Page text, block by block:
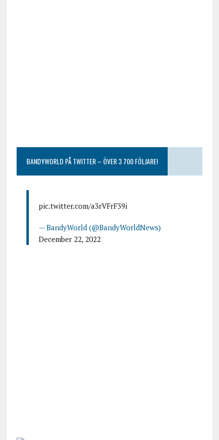
BANDYWORLD PÅ TWITTER – ÖVER 3 700 FÖLJARE!
pic.twitter.com/a3rVFrF39i
— BandyWorld (@BandyWorldNews)
December 22, 2022